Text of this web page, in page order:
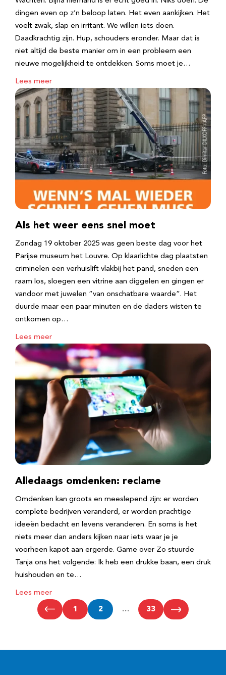
dingen even op z’n beloop laten. Het even aankijken. Het
voelt zwak, slap en irritant. We willen iets doen.
Daadkrachtig zijn. Hup, schouders eronder. Maar dat is
niet altijd de beste manier om in een probleem een
nieuwe mogelijkheid te ontdekken. Soms moet je…
Lees meer
Als het weer eens snel moet
Zondag 19 oktober 2025 was geen beste dag voor het
Parijse museum het Louvre. Op klaarlichte dag plaatsten
criminelen een verhuislift vlakbij het pand, sneden een
raam los, sloegen een vitrine aan diggelen en gingen er
vandoor met juwelen “van onschatbare waarde”. Het
duurde maar een paar minuten en de daders wisten te
ontkomen op…
Lees meer
Alledaags omdenken: reclame
Omdenken kan groots en meeslepend zijn: er worden
complete bedrijven veranderd, er worden prachtige
ideeën bedacht en levens veranderen. En soms is het
niets meer dan anders kijken naar iets waar je je
voorheen kapot aan ergerde. Game over Zo stuurde
Tanja ons het volgende: Ik heb een drukke baan, een druk
huishouden en te…
Lees meer
1 2 … 33